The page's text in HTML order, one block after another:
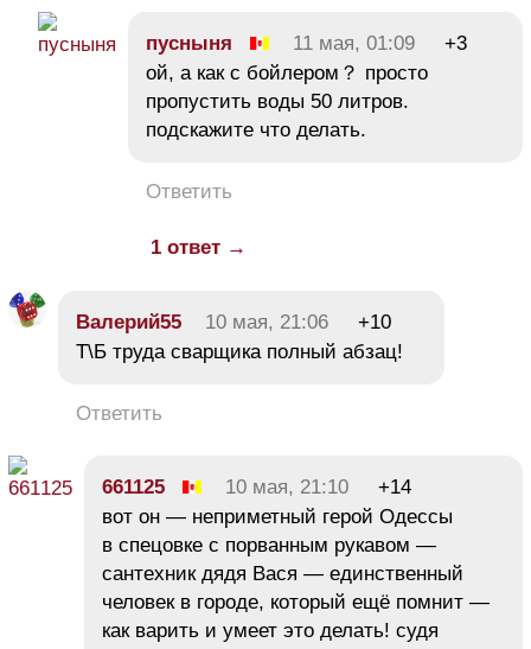
пусныня 11 мая, 01:09
+3
ой, а как с бойлером？ просто
пропустить воды 50 литров.
подскажите что делать.
Ответить
1 ответ →
Валерий55 10 мая, 21:06
+10
Т\Б труда сварщика полный абзац!
Ответить
661125 10 мая, 21:10
+14
вот он — неприметный герой Одессы
в спецовке с порванным рукавом —
сантехник дядя Вася — единственный
человек в городе, который ещё помнит —
как варить и умеет это делать! судя